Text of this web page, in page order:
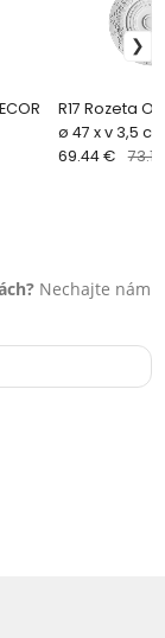
R17 Rozeta
ø 47 x v 3,5
69.44 €
Nechajte nám